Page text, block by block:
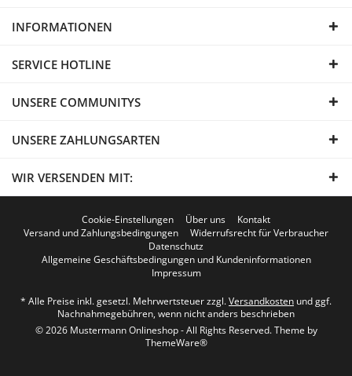
INFORMATIONEN
SERVICE HOTLINE
UNSERE COMMUNITYS
UNSERE ZAHLUNGSARTEN
WIR VERSENDEN MIT:
Cookie-Einstellungen Über uns
Kontakt
Versand und Zahlungsbedingungen
Widerrufsrecht für Verbraucher
Datenschutz
Allgemeine Geschäftsbedingungen und Kundeninformationen
Impressum
* Alle Preise inkl. gesetzl. Mehrwertsteuer zzgl.Versandkosten und ggf.
Nachnahmegebühren, wenn nicht anders beschrieben
© 2026 Mustermann Onlineshop - All Rights Reserved. Theme by
ThemeWare®